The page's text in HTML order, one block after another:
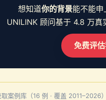
想知道你的背景能不能申
UNILINK 顾问基于 4.8 万真
免费评
案例库（16 例 · 覆盖